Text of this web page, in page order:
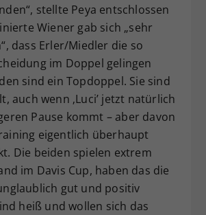
stellte Peya entschlossen
Wiener gab sich „sehr
dass Erler/Miedler die so
im Doppel gelingen
sind ein Topdoppel. Sie sind
auch wenn ‚Luci’ jetzt natürlich
Pause kommt – aber davon
eigentlich überhaupt
Die beiden spielen extrem
im Davis Cup, haben das die
gut und positiv
heiß und wollen sich das